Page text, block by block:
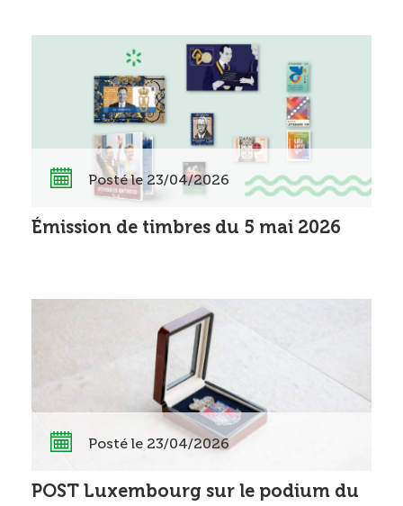
Émission de timbres du 5 mai 2026
Posté le 23/04/2026
POST Luxembourg sur le podium du
Posté le 23/04/2026